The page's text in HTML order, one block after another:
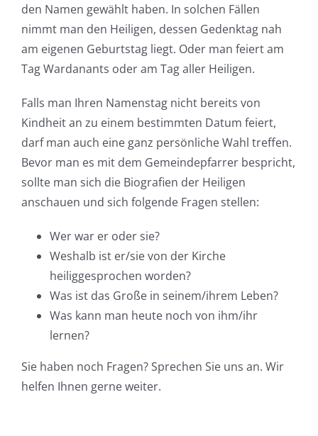
den Namen gewählt haben. In solchen Fällen
nimmt man den Heiligen, dessen Gedenktag nah
am eigenen Geburtstag liegt. Oder man feiert am
Tag Wardanants oder am Tag aller Heiligen.
Falls man Ihren Namenstag nicht bereits von
Kindheit an zu einem bestimmten Datum feiert,
darf man auch eine ganz persönliche Wahl treffen.
Bevor man es mit dem Gemeindepfarrer bespricht,
sollte man sich die Biografien der Heiligen
anschauen und sich folgende Fragen stellen:
Wer war er oder sie?
Weshalb ist er/sie von der Kirche
heiliggesprochen worden?
Was ist das Große in seinem/ihrem Leben?
Was kann man heute noch von ihm/ihr
lernen?
Sie haben noch Fragen? Sprechen Sie uns an. Wir
helfen Ihnen gerne weiter.